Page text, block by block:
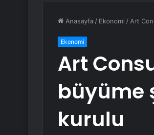
Anasayfa / Ekonomi / Art
Ekonomi
Art
büyüme
kurulu